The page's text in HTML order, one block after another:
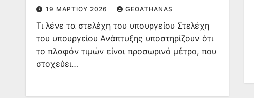
19 ΜΑΡΤΊΟΥ 2026 GEOATHANAS
Τι λένε τα στελέχη του υπουργείου Στελέχη
του υπουργείου Ανάπτυξης υποστηρίζουν ότι
το πλαφόν τιμών είναι προσωρινό μέτρο, που
στοχεύει…